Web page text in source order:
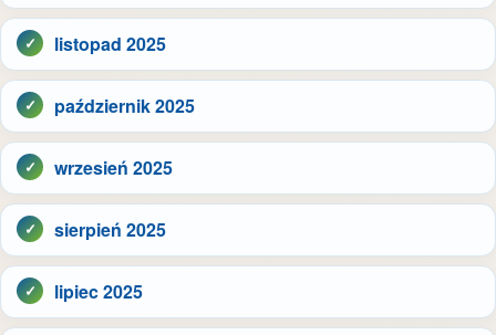
listopad 2025
październik 2025
wrzesień 2025
sierpień 2025
lipiec 2025